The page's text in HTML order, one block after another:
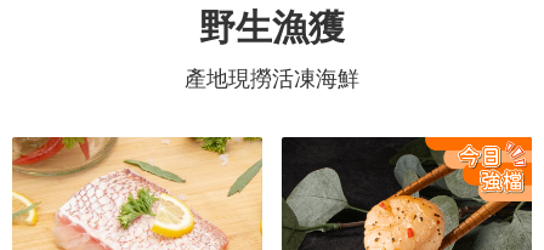
野生漁獲
產地現撈活凍海鮮